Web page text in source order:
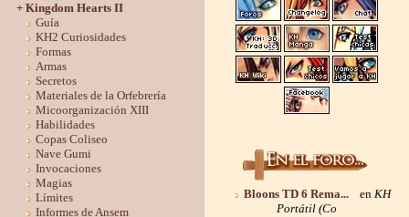
+ Kingdom Hearts II
Guía
KH2 Curiosidades
Formas
Armas
Secretos
Materiales de la Orfebrería
Micoorganización XIII
Habilidades
Copas Coliseo
Nave Gumi
Invocaciones
Magias
Límites
Informes de Ansem
Bloons TD 6 Rema... en KH
Portátil (Co